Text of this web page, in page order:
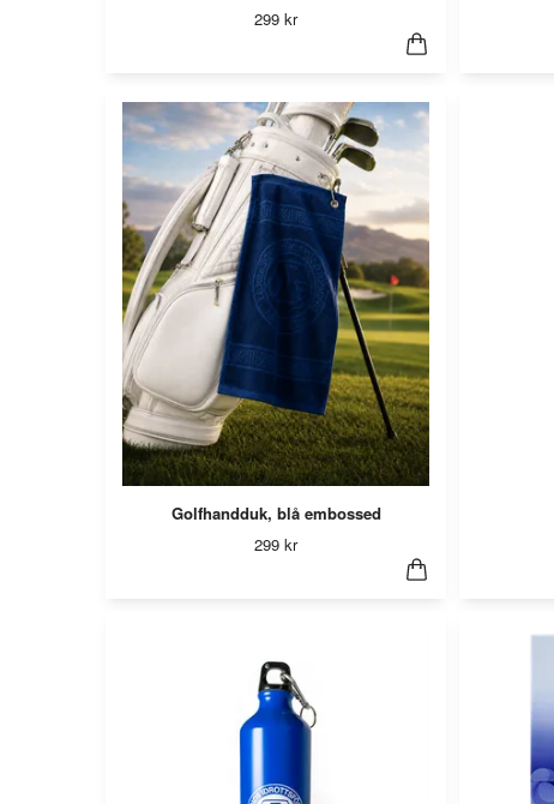
299 kr
Golfhandduk, blå embossed
299 kr